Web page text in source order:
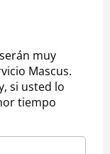
muy
Mascus.
si usted lo
tiempo